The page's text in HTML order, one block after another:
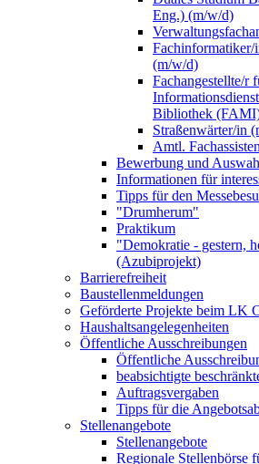
Eng.) (m/w/d)
Fachinformatiker/
(m/w/d)
Fachangestellte/r
Bibliothek
Straßenwärter/in
Amtl.
Bewerbung und
Informationen für
Tipps für den
"Drumherum"
Praktikum
"Demokratie - gestern,
(Azubiprojekt)
Barrierefreiheit
Baustellenmeldungen
Geförderte Projekte beim LK
Haushaltsangelegenheiten
Öffentliche Ausschreibungen
Öffentliche
beabsichtigte
Auftragsvergaben
Tipps für die
Stellenangebote
Stellenangebote
Regionale Stellenbörse